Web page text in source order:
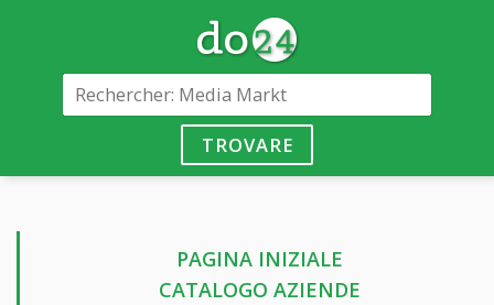
TROVARE
PAGINA INIZIALE
CATALOGO AZIENDE